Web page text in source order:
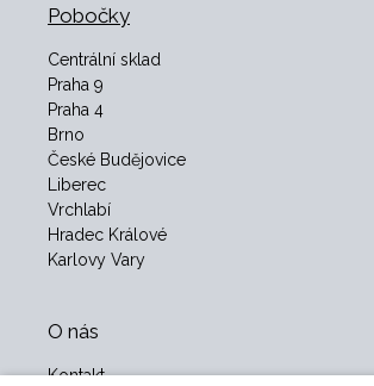
Pobočky
Centrální sklad
Praha 9
Praha 4
Brno
České Budějovice
Liberec
Vrchlabí
Hradec Králové
Karlovy Vary
O nás
Kontakt